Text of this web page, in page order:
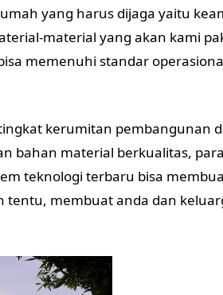
yang harus dijaga yaitu
material yang akan kami
memenuhi standar
kerumitan pembangunan
bahan material berkualitas,
teknologi terbaru bisa
membuat anda dan